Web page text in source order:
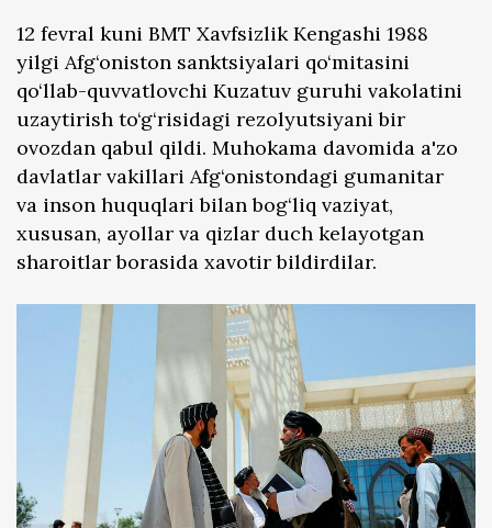
12 fevral kuni BMT Xavfsizlik Kengashi 1988
yilgi Afg‘oniston sanktsiyalari qo‘mitasini
qo‘llab-quvvatlovchi Kuzatuv guruhi vakolatini
uzaytirish to‘g‘risidagi rezolyutsiyani bir
ovozdan qabul qildi. Muhokama davomida a'zo
davlatlar vakillari Afg‘onistondagi gumanitar
va inson huquqlari bilan bog‘liq vaziyat,
xususan, ayollar va qizlar duch kelayotgan
sharoitlar borasida xavotir bildirdilar.